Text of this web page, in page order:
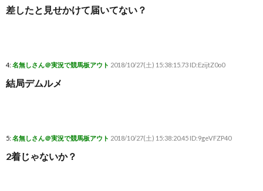
差したと見せかけて届いてない？
4: 名無しさん＠実況で競馬板アウト 2018/10/27(土) 15:38:15.73 ID:EzijtZ0o0
結局デムルメ
5: 名無しさん＠実況で競馬板アウト 2018/10/27(土) 15:38:20.45 ID:9geVFZP40
2着じゃないか？